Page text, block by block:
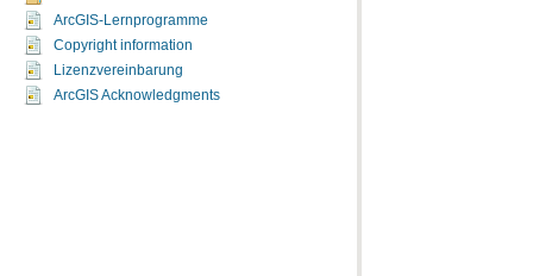
ArcGIS-Lernprogramme
Copyright information
Lizenzvereinbarung
ArcGIS Acknowledgments